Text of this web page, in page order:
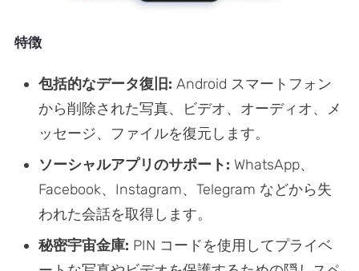
特徴
包括的なデータ復旧: Android スマートフォン
から削除された写真、ビデオ、オーディオ、メ
ッセージ、ファイルを復元します。
ソーシャルアプリのサポート: WhatsApp、
Facebook、Instagram、Telegram などから失
われた会話を取得します。
秘密宇宙金庫: PIN コードを使用してプライベ